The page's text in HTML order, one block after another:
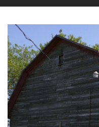
nouvelle arrivage aout
Album
Portes
Fenêtres
Chaises